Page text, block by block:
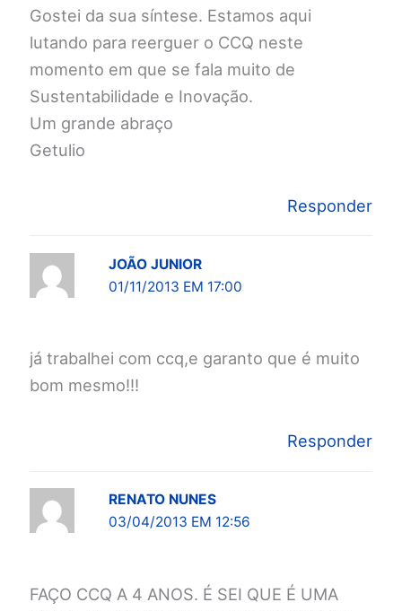
Gostei da sua síntese. Estamos aqui
lutando para reerguer o CCQ neste
momento em que se fala muito de
Sustentabilidade e Inovação.
Um grande abraço
Getulio
Responder
JOÃO JUNIOR
01/11/2013 EM 17:00
já trabalhei com ccq,e garanto que é muito
bom mesmo!!!
Responder
RENATO NUNES
03/04/2013 EM 12:56
FAÇO CCQ A 4 ANOS. É SEI QUE É UMA